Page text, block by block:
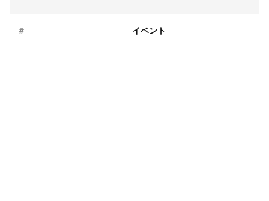
# イベント